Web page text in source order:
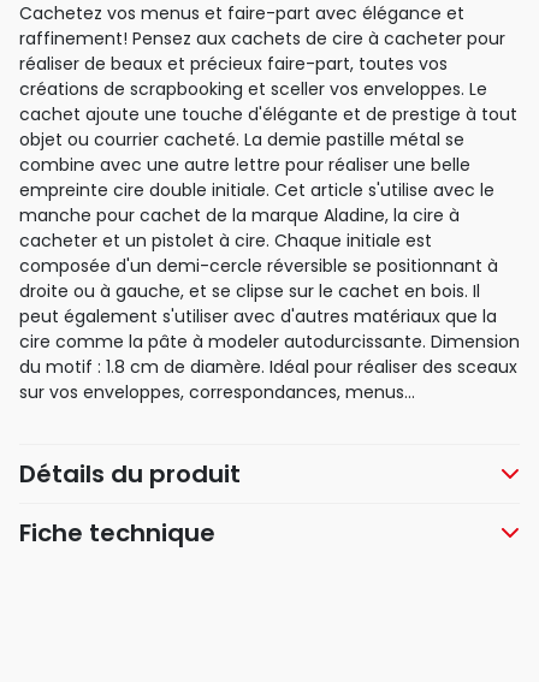
Cachetez vos menus et faire-part avec élégance et
raffinement! Pensez aux cachets de cire à cacheter pour
réaliser de beaux et précieux faire-part, toutes vos
créations de scrapbooking et sceller vos enveloppes. Le
cachet ajoute une touche d'élégante et de prestige à tout
objet ou courrier cacheté. La demie pastille métal se
combine avec une autre lettre pour réaliser une belle
empreinte cire double initiale. Cet article s'utilise avec le
manche pour cachet de la marque Aladine, la cire à
cacheter et un pistolet à cire. Chaque initiale est
composée d'un demi-cercle réversible se positionnant à
droite ou à gauche, et se clipse sur le cachet en bois. Il
peut également s'utiliser avec d'autres matériaux que la
cire comme la pâte à modeler autodurcissante. Dimension
du motif : 1.8 cm de diamère. Idéal pour réaliser des sceaux
sur vos enveloppes, correspondances, menus...
Détails du produit
Fiche technique